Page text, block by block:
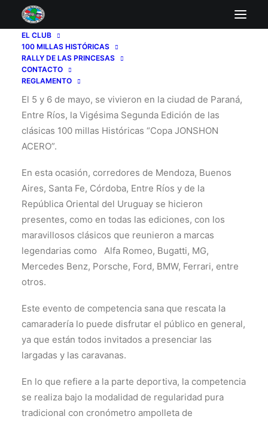
EL CLUB
100 MILLAS HISTÓRICAS
RALLY DE LAS PRINCESAS
CONTACTO
REGLAMENTO
100 Millas Históricas 2023
El 5 y 6 de mayo, se vivieron en la ciudad de Paraná,
Entre Ríos, la Vigésima Segunda Edición de las
clásicas 100 millas Históricas “Copa JONSHON
ACERO”.
En esta ocasión, corredores de Mendoza, Buenos
Aires, Santa Fe, Córdoba, Entre Ríos y de la
República Oriental del Uruguay se hicieron
presentes, como en todas las ediciones, con los
maravillosos clásicos que reunieron a marcas
legendarias como
Alfa Romeo, Bugatti, MG,
Mercedes Benz, Porsche, Ford, BMW, Ferrari, entre
otros.
Este evento de competencia sana que rescata la
camaradería lo puede disfrutar el público en general,
ya que están todos invitados a presenciar las
largadas y las caravanas.
En lo que refiere a la parte deportiva, la competencia
se realiza bajo la modalidad de regularidad pura
tradicional con cronómetro ampolleta de